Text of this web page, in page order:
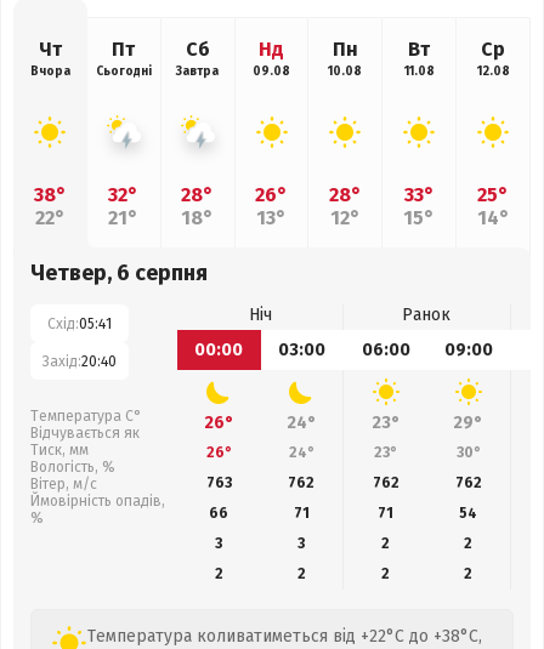
Чт
Вчора
38°
22°
Пт
Сьогодні
32°
21°
Сб
Завтра
28°
18°
Нд
09.08
26°
13°
Пн
10.08
28°
12°
Вт
11.08
33°
15°
Ср
12.08
25°
14°
Четвер, 6 серпня
Схід:05:41
Захід:20:40
Температура С°
Відчувається як
Тиск, мм
Вологість, %
Вітер, м/с
Ймовірність опадів,
%
Ніч
Ранок
00:00
03:00 06:00 09:00
26° 24° 23° 29°
26° 24° 23° 30°
763
762 762 762
66
71 71 54
3
3 2
2
2
2 2 2
Температура коливатиметься від +22°C до +38°C,